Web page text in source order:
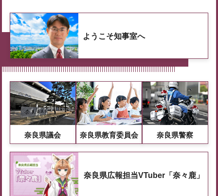
ようこそ知事室へ
奈良県議会 奈良県教育委員会 奈良県警察
奈良県広報担当VTuber「奈々鹿」